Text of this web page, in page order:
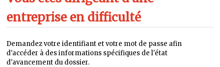
entreprise en difficulté
Demandez votre identifiant et votre mot de passe afin
d'accéder à des informations spécifiques de l'état
d'avancement du dossier.